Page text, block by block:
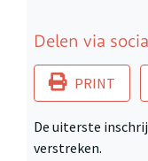
Delen via
PRINT
De uiterste
verstreken.